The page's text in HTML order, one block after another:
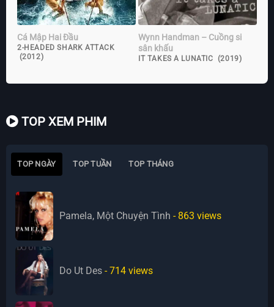
Cá Mập Hai Đầu
2-HEADED SHARK ATTACK
(2012)
Wynn Handman – Cuồng si
sân khấu
IT TAKES A LUNATIC (2019)
TOP XEM PHIM
TOP NGÀY TOP TUẦN TOP THÁNG
Pamela, Một Chuyện Tình - 863 views
Do Ut Des - 714 views